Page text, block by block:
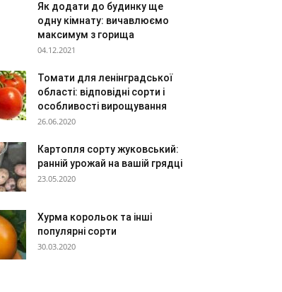
Як додати до будинку ще
одну кімнату: вичавлюємо
максимум з горища
04.12.2021
Томати для ленінградської
області: відповідні сорти і
особливості вирощування
26.06.2020
Картопля сорту жуковський:
ранній урожай на вашій грядці
23.05.2020
Хурма корольок та інші
популярні сорти
30.03.2020